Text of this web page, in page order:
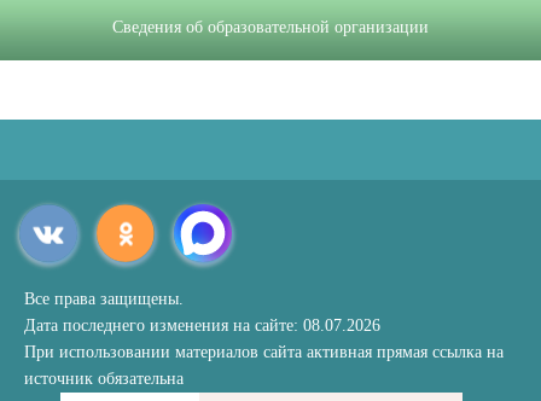
Сведения об образовательной организации
Все права защищены.
Дата последнего изменения на сайте: 08.07.2026
При использовании материалов сайта активная прямая ссылка на
источник обязательна